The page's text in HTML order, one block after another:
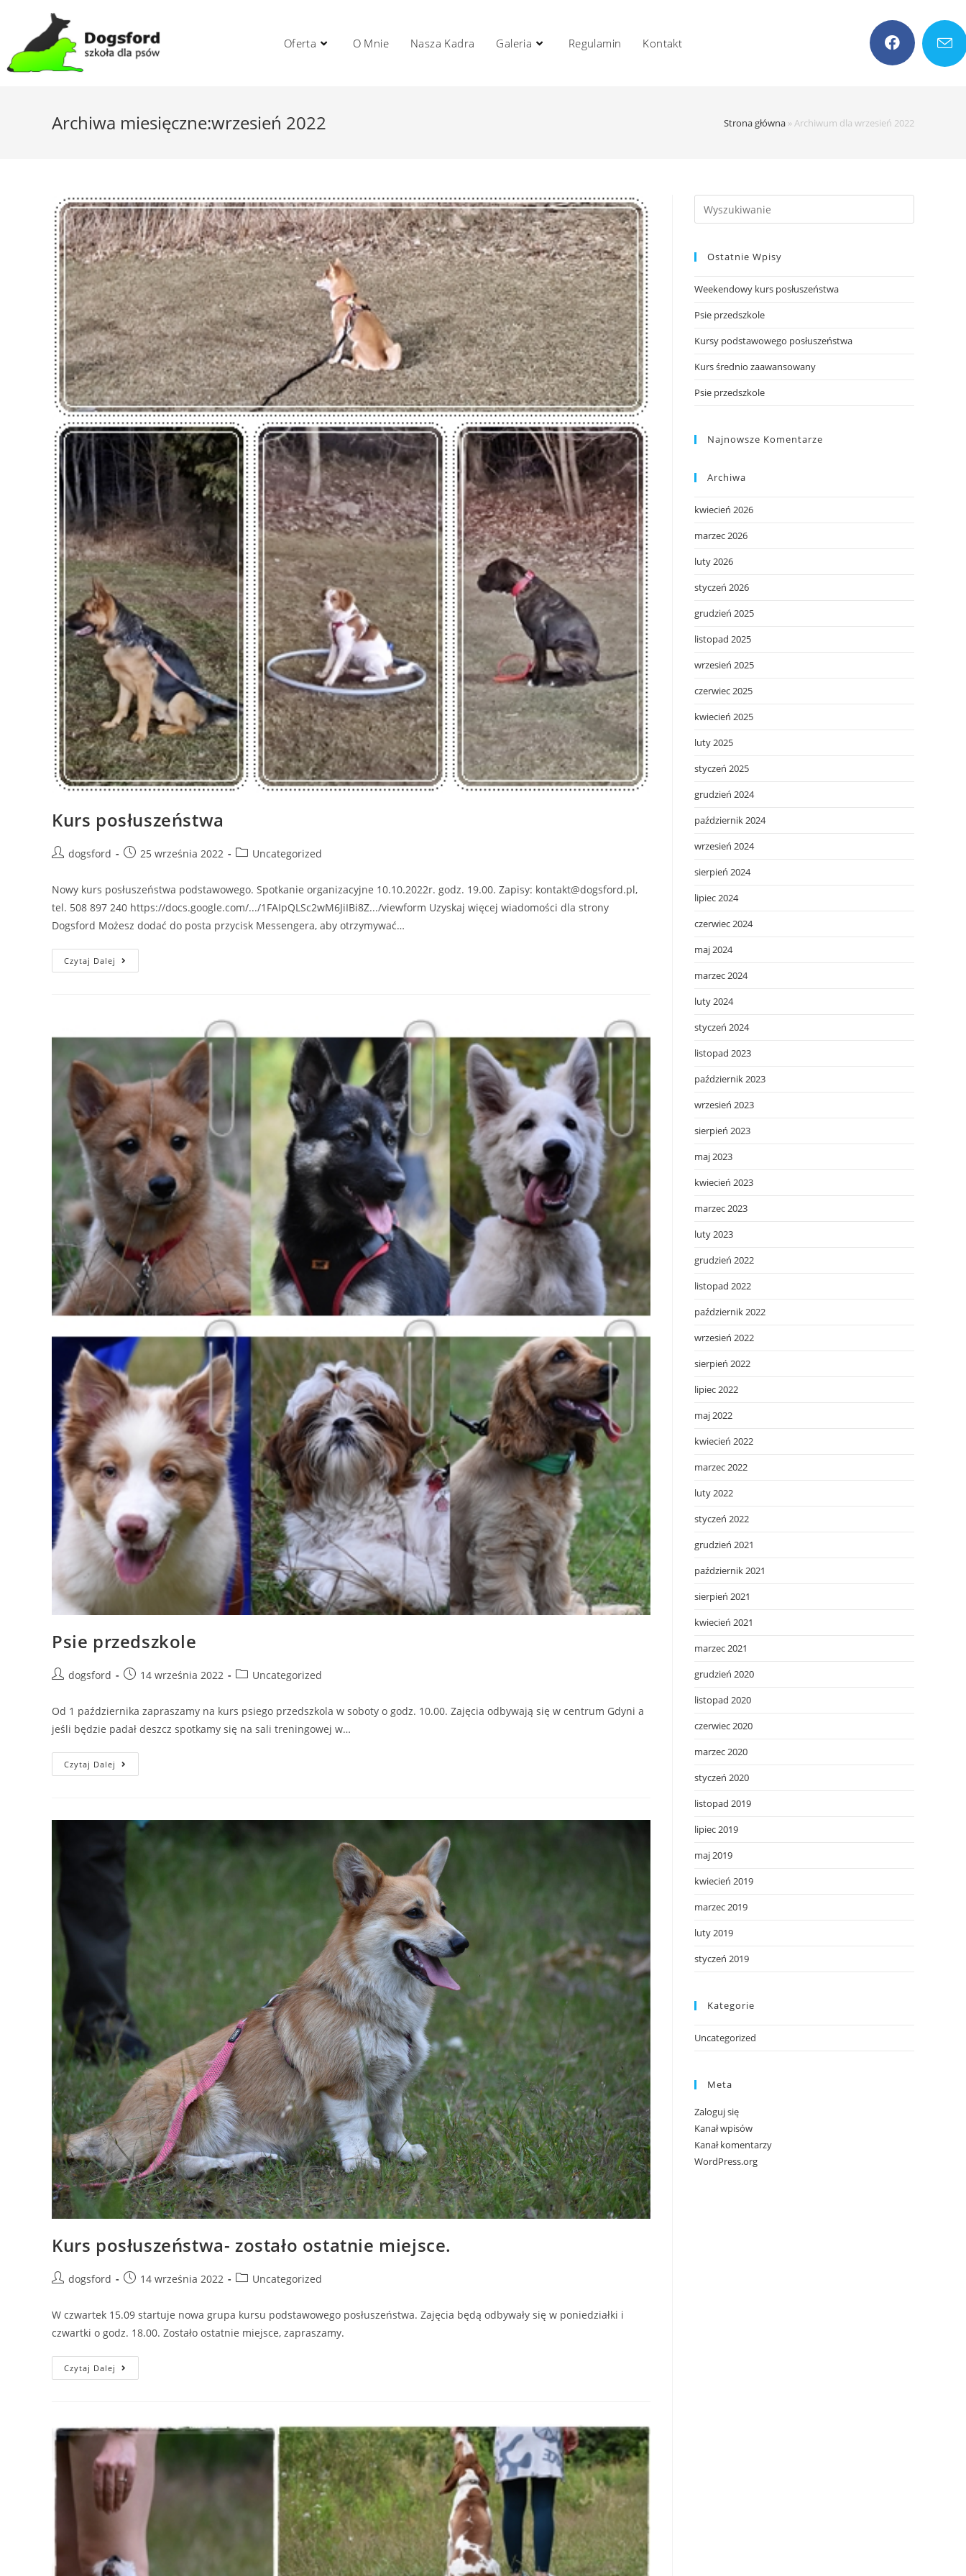
content
Oferta O Mnie Nasza Kadra Galeria Regulamin Kontakt
Archiwa miesięczne:wrzesień 2022 Strona główna » Archiwum dla wrzesień 2022
Kurs posłuszeństwa
Postdogsford
Post25 września 2022
PostUncategorized
Nowy kurs posłuszeństwa podstawowego. Spotkanie organizacyjne 10.10.2022r. godz. 19.00. Zapisy: kontakt@dogsford.pl,
tel. 508 897 240 https://docs.google.com/.../1FAIpQLSc2wM6JiIBi8Z.../viewform Uzyskaj więcej wiadomości dla strony
Dogsford Możesz dodać do posta przycisk Messengera, aby otrzymywać…
Czytaj Dalej Kurs
Posłuszeństwa
Psie przedszkole
Postdogsford
Post14 września 2022
PostUncategorized
Od 1 października zapraszamy na kurs psiego przedszkola w soboty o godz. 10.00. Zajęcia odbywają się w centrum Gdyni a
jeśli będzie padał deszcz spotkamy się na sali treningowej w…
Czytaj Dalej Psie
Przedszkole
Kurs posłuszeństwa- zostało ostatnie miejsce.
Postdogsford
Post14 września 2022
PostUncategorized
W czwartek 15.09 startuje nowa grupa kursu podstawowego posłuszeństwa. Zajęcia będą odbywały się w poniedziałki i
czwartki o godz. 18.00. Zostało ostatnie miejsce, zapraszamy.
Czytaj Dalej Kurs
Posłuszeństwa-
Search
this
Ostatnie Wpisy
Weekendowy kurs posłuszeństwa
Psie przedszkole
Kursy podstawowego posłuszeństwa
Kurs średnio zaawansowany
Psie przedszkole
Najnowsze Komentarze
Archiwa
kwiecień 2026
marzec 2026
luty 2026
styczeń 2026
grudzień 2025
listopad 2025
wrzesień 2025
czerwiec 2025
kwiecień 2025
luty 2025
styczeń 2025
grudzień 2024
październik 2024
wrzesień 2024
sierpień 2024
lipiec 2024
czerwiec 2024
maj 2024
marzec 2024
luty 2024
styczeń 2024
listopad 2023
październik 2023
wrzesień 2023
sierpień 2023
maj 2023
kwiecień 2023
marzec 2023
luty 2023
grudzień 2022
listopad 2022
październik 2022
wrzesień 2022
sierpień 2022
lipiec 2022
maj 2022
kwiecień 2022
marzec 2022
luty 2022
styczeń 2022
grudzień 2021
październik 2021
sierpień 2021
kwiecień 2021
marzec 2021
grudzień 2020
listopad 2020
czerwiec 2020
marzec 2020
styczeń 2020
listopad 2019
lipiec 2019
maj 2019
kwiecień 2019
marzec 2019
luty 2019
styczeń 2019
Kategorie
Uncategorized
Meta
Zaloguj się
Kanał wpisów
Kanał komentarzy
WordPress.org